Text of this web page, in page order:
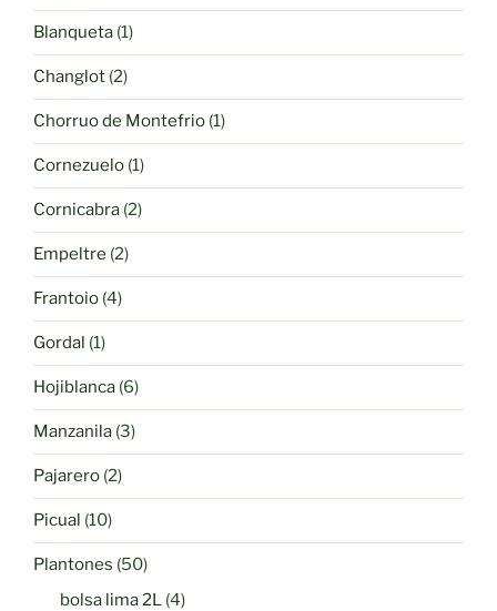
producto
Blanqueta 11
producto
Changlot 22
productos
Chorruo de Montefrio 11
producto
Cornezuelo 11
producto
Cornicabra 22
productos
Empeltre 22
productos
Frantoio 44
productos
Gordal
11
producto
Hojiblanca 66
productos
Manzanila 33
productos
Pajarero 22
productos
Picual
1010
productos
Plantones 5050
productos
bolsa lima 2L 44